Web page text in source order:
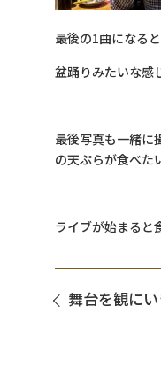
最後の1曲になる
盆踊りみたいな感
最後写真も一緒に
の天ぷらが食べた
ライブが始まると
舞台を観に